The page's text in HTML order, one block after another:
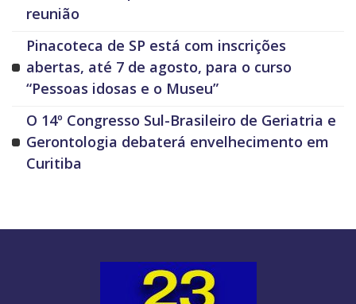
reunião
Pinacoteca de SP está com inscrições
abertas, até 7 de agosto, para o curso
“Pessoas idosas e o Museu”
O 14º Congresso Sul-Brasileiro de Geriatria e
Gerontologia debaterá envelhecimento em
Curitiba